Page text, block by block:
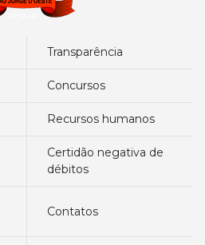
transparência
concursos
recursos humanos
certidão negativa de
débitos
contatos